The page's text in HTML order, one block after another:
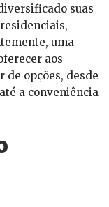
suas
uma
aos
opções, desde
a conveniência